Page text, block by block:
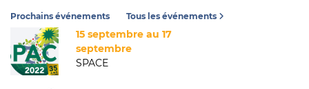
Prochains événements
15 septembre au 17
septembre
SPACE
Tous les événements